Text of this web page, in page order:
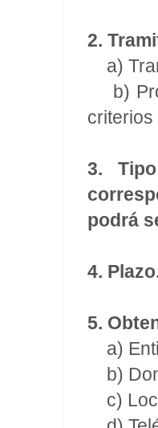
2.
a)
b)
3.
podrá
4.
5.
a)
b)
c)